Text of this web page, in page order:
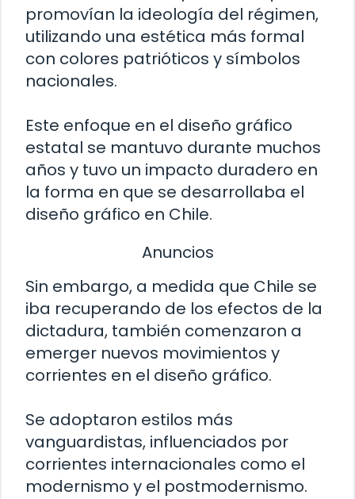
promovían la ideología del régimen,
utilizando una estética más formal
con colores patrióticos y símbolos
nacionales.
Este enfoque en el diseño gráfico
estatal se mantuvo durante muchos
años y tuvo un impacto duradero en
la forma en que se desarrollaba el
diseño gráfico en Chile.
Anuncios
Sin embargo, a medida que Chile se
iba recuperando de los efectos de la
dictadura, también comenzaron a
emerger nuevos movimientos y
corrientes en el diseño gráfico.
Se adoptaron estilos más
vanguardistas, influenciados por
corrientes internacionales como el
modernismo y el postmodernismo.